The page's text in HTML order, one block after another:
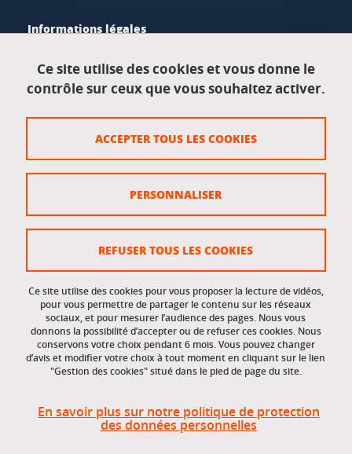
Informations légales
Données personnelles
Crédits
Gestion des cookies
Accessibilité : non conforme
Accès réservés
Intranet des étudiants et des personnels
Ce site utilise des cookies et vous donne le
contrôle sur ceux que vous souhaitez activer.
Ce site utilise des cookies pour vous proposer la lecture de vidéos,
pour vous permettre de partager le contenu sur les réseaux
sociaux, et pour mesurer l’audience des pages. Nous vous
donnons la possibilité d’accepter ou de refuser ces cookies. Nous
conservons votre choix pendant 6 mois. Vous pouvez changer
d’avis et modifier votre choix à tout moment en cliquant sur le lien
"Gestion des cookies" situé dans le pied de page du site.
En savoir plus sur notre politique de protection
des données personnelles
ACCEPTER TOUS LES COOKIES
REFUSER TOUS LES COOKIES
PERSONNALISER